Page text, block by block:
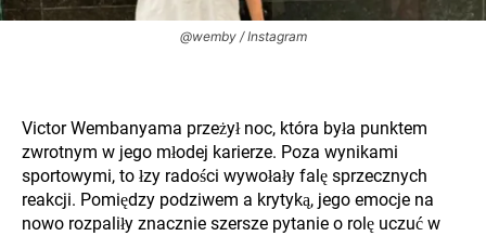
@wemby / Instagram
Victor Wembanyama przeżył noc, która była punktem
zwrotnym w jego młodej karierze. Poza wynikami
sportowymi, to łzy radości wywołały falę sprzecznych
reakcji. Pomiędzy podziwem a krytyką, jego emocje na
nowo rozpaliły znacznie szersze pytanie o rolę uczuć w